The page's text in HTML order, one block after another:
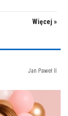
Więcej »
Jan Paweł II